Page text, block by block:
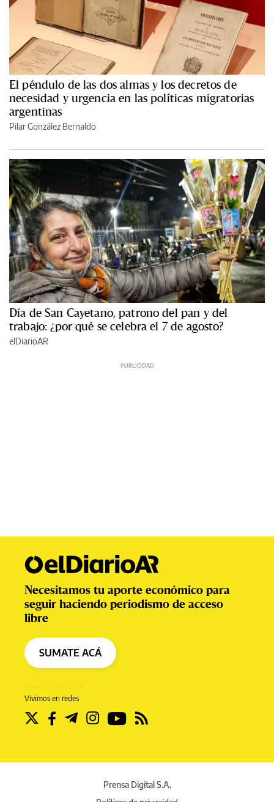
El péndulo de las dos almas y los decretos de
necesidad y urgencia en las políticas migratorias
argentinas
Pilar González Bernaldo
Día de San Cayetano, patrono del pan y del
trabajo: ¿por qué se celebra el 7 de agosto?
elDiarioAR
Vivimos en redes
Necesitamos tu aporte económico para
seguir haciendo periodismo de acceso
libre
SUMATE ACÁ
Prensa Digital S.A.